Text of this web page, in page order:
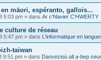
māori, espéranto, gallois...
5:03 pm » dans Ar c'hlavier C'HWERTY
culture de réseau
5:47 pm » dans L'informatique en
taiwan
9:51 pm » dans Danvezioù all a-bep